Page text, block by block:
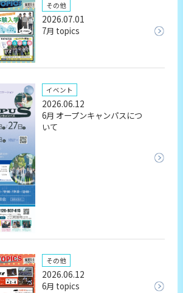
その他
2026.07.01
7月 topics
イベント
2026.06.12
6月 オープンキャンパスにつ
いて
その他
2026.06.12
6月 topics